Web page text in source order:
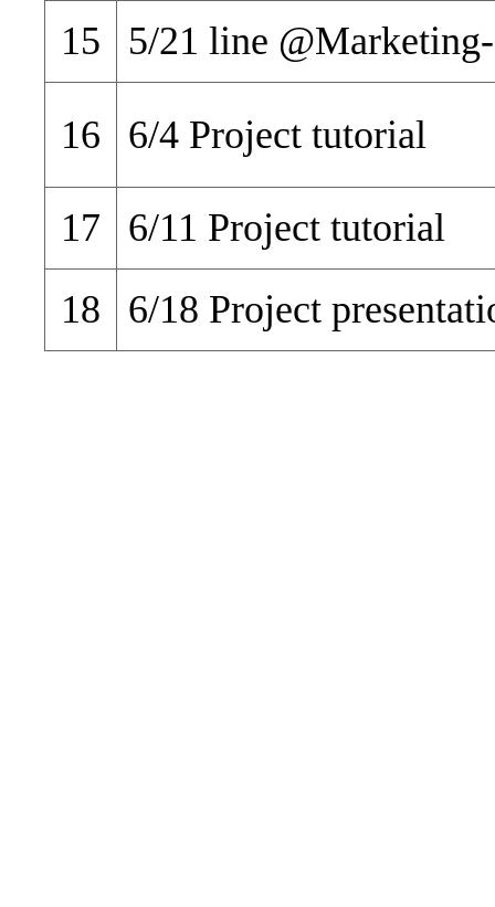
15
5/21 line
16 6/4 Project tutorial
17
6/11 Project tutorial
18
6/18 Project